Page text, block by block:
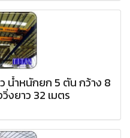
น้ำหนักยก 5 ตัน กว้าง 8
งยาว 32 เมตร